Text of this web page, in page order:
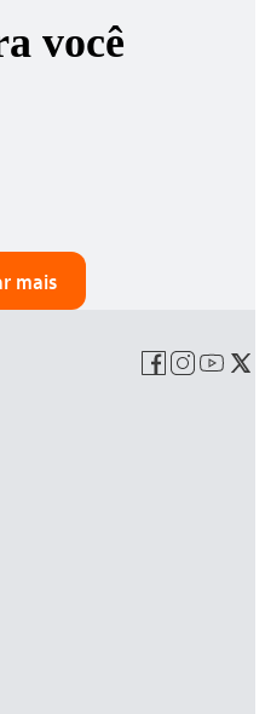
você
mais